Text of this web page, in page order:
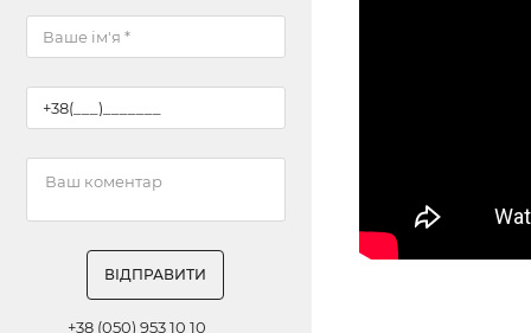
ВІДПРАВИТИ
+38 (050) 953 10 10